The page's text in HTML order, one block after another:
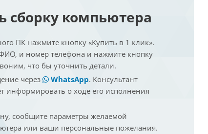
сборку компьютера
ПК нажмите кнопку «Купить в 1 клик».
и номер телефона и нажмите кнопку
что бы уточнить детали.
через
WhatsApp. Консультант
информировать о ходе его исполнения
сообщите параметры желаемой
или ваши персональные пожелания.